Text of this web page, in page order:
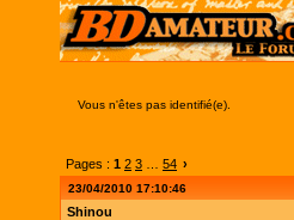
Vous n'êtes pas identifié(e).
Pages : 1 2 3 54 ›
23/04/2010 17:10:46
Shinou